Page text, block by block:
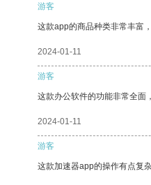
游客
这款app的商品种类非常丰富
2024-01-11
游客
这款办公软件的功能非常全面
2024-01-11
游客
这款加速器app的操作有点复